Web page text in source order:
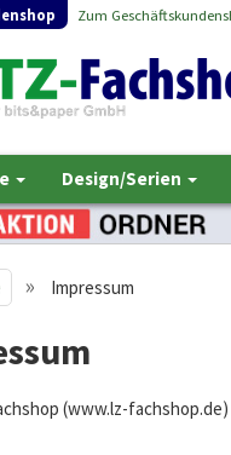
Zum
Design/Serien
» Impressum
(www.lz-